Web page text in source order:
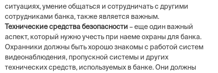
ситуациях, умение общаться и сотрудничать с другими
сотрудниками банка, также является важным.
Технические средства безопасности – еще один важный
аспект, который нужно учесть при наеме охраны для банка.
Охранники должны быть хорошо знакомы с работой систем
видеонаблюдения, пропускной системы и других
технических средств, используемых в банке. Они должны